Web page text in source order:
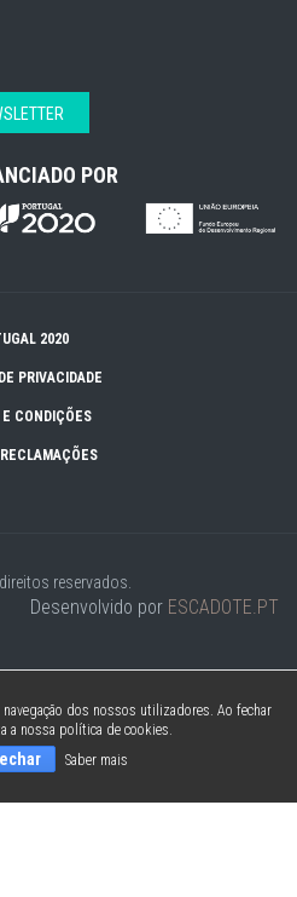
POR
2020
PRIVACIDADE
CONDIÇÕES
reservados.
Desenvolvido por ESCADOTE.PT
dos nossos utilizadores. Ao fechar
a nossa política de cookies.
Saber mais